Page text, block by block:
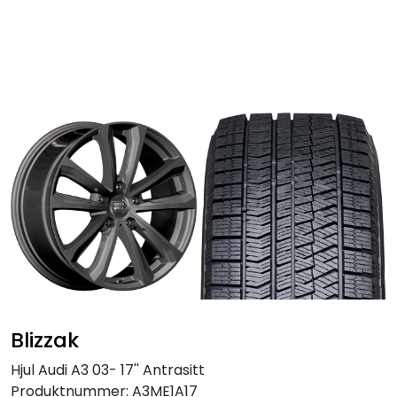
Blizzak
Hjul Audi A3 03- 17'' Antrasitt
Produktnummer: A3ME1A17
Hjulpakker
Felger
Lastebil
Buss
Anlegg